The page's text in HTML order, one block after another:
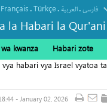
Français.Türkçe. العربیة.فارسی
la Habari la
kwanza Habari zote
habari vya Israel vyatoa
- January 02, 2026